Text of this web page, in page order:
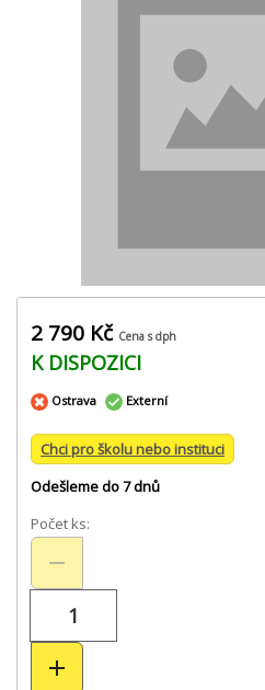
2 790 Kč Cena s dph
K DISPOZICI
Ostrava Externí
Chci pro školu nebo instituci
Odešleme do 7 dnů
Počet ks: